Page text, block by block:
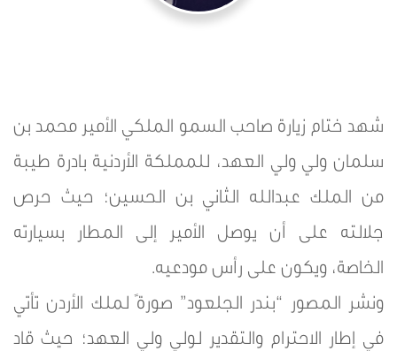
شهد ختام زيارة صاحب السمو الملكي الأمير محمد بن
سلمان ولي ولي العهد، للمملكة الأردنية بادرة طيبة
من الملك عبدالله الثاني بن الحسين؛ حيث حرص
جلالته على أن يوصل الأمير إلى المطار بسيارته
الخاصة، ويكون على رأس مودعيه.
ونشر المصور “بندر الجلعود” صورةً لملك الأردن تأتي
في إطار الاحترام والتقدير لولي ولي العهد؛ حيث قاد